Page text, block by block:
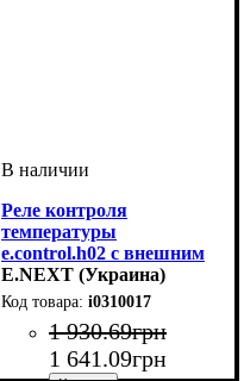
Реле контроля
температуры
e.control.h02 с внешним
датчиком температуры,
16А АС/DC 24-240 с
E.NEXT (Украина)
i0310017
1 930.69грн
1 641.09грн